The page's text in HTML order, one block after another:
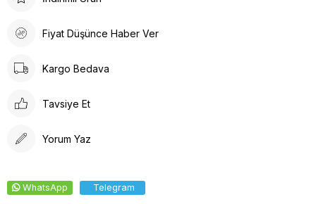
Fiyat Düşünce Haber Ver
Kargo Bedava
Tavsiye Et
Yorum Yaz
WhatsApp Telegram